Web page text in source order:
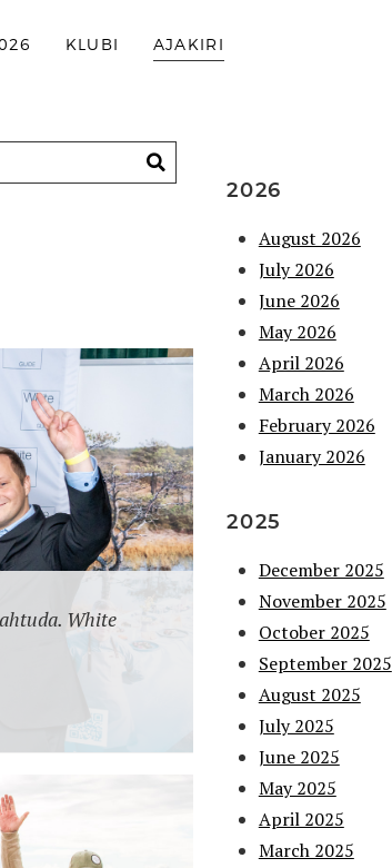
KLUBI AJAKIRI
White
2026
August 2026
July 2026
June 2026
May 2026
April 2026
March 2026
February 2026
January 2026
2025
December 2025
November 2025
October 2025
September 2025
August 2025
July 2025
June 2025
May 2025
April 2025
March 2025